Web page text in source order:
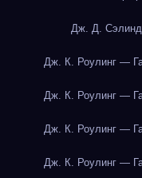
Дж. Д.
Дж. К. Роулинг —
Дж. К. Роулинг —
Дж. К. Роулинг —
Дж. К. Роулинг —